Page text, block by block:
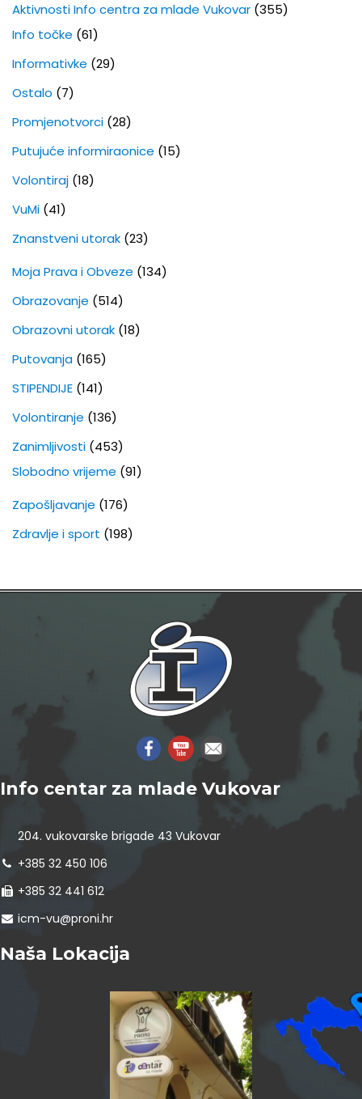
Aktivnosti Info centra za mlade Vukovar (355)
Info točke (61)
Informativke (29)
Ostalo (7)
Promjenotvorci (28)
Putujuće informiraonice (15)
Volontiraj (18)
VuMi (41)
Znanstveni utorak (23)
Moja Prava i Obveze (134)
Obrazovanje (514)
Obrazovni utorak (18)
Putovanja (165)
STIPENDIJE (141)
Volontiranje (136)
Zanimljivosti (453)
Slobodno vrijeme (91)
Zapošljavanje (176)
Zdravlje i sport (198)
Info centar za mlade Vukovar
204. vukovarske brigade 43 Vukovar
+385 32 450 106
+385 32 441 612
icm-vu@proni.hr
Naša Lokacija